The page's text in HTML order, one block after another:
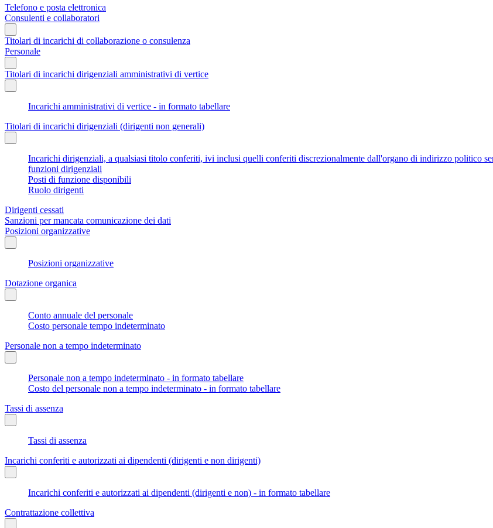
Telefono e posta elettronica
Consulenti e collaboratori
Titolari di incarichi di collaborazione o consulenza
Personale
Titolari di incarichi dirigenziali amministrativi di vertice
Incarichi amministrativi di vertice - in formato tabellare
Titolari di incarichi dirigenziali (dirigenti non generali)
Incarichi dirigenziali, a qualsiasi titolo conferiti, ivi inclusi quelli conferiti discrezionalmente dall'organo di indirizzo politico
funzioni dirigenziali
Posti di funzione disponibili
Ruolo dirigenti
Dirigenti cessati
Sanzioni per mancata comunicazione dei dati
Posizioni organizzative
Posizioni organizzative
Dotazione organica
Conto annuale del personale
Costo personale tempo indeterminato
Personale non a tempo indeterminato
Personale non a tempo indeterminato - in formato tabellare
Costo del personale non a tempo indeterminato - in formato tabellare
Tassi di assenza
Tassi di assenza
Incarichi conferiti e autorizzati ai dipendenti (dirigenti e non dirigenti)
Incarichi conferiti e autorizzati ai dipendenti (dirigenti e non) - in formato tabellare
Contrattazione collettiva